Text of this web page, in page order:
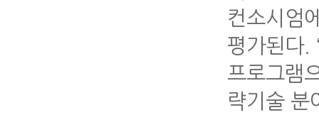
컨소시엄
평가된다.
프로그램
략기술 분